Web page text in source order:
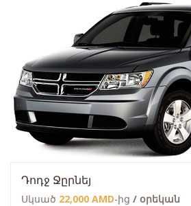
Դոդջ Ջըրնեյ
Սկսած 22,000 AMD-ից / օրեկան